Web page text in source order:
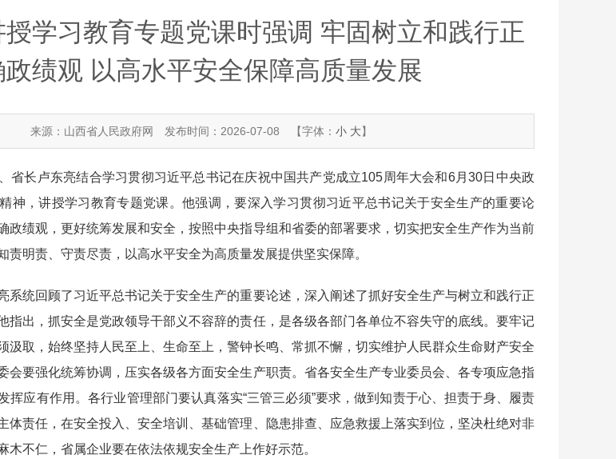
授学习教育专题党课时强调 牢固树立和践行正
政绩观 以高水平安全保障高质量发展
来源：山西省人民政府网 发布时间：2026-07-08 【字体：小 大】
长卢东亮结合学习贯彻习近平总书记在庆祝中国共产党成立105周年大会和6月30日中央政
神，讲授学习教育专题党课。他强调，要深入学习贯彻习近平总书记关于安全生产的重要论
政绩观，更好统筹发展和安全，按照中央指导组和省委的部署要求，切实把安全生产作为当前
责明责、守责尽责，以高水平安全为高质量发展提供坚实保障。
统回顾了习近平总书记关于安全生产的重要论述，深入阐述了抓好安全生产与树立和践行正
指出，抓安全是党政领导干部义不容辞的责任，是各级各部门各单位不容失守的底线。要牢记
汲取，始终坚持人民至上、生命至上，警钟长鸣、常抓不懈，切实维护人民群众生命财产安全
会要强化统筹协调，压实各级各方面安全生产职责。省各安全生产专业委员会、各专项应急指
挥应有作用。各行业管理部门要认真落实“三管三必须”要求，做到知责于心、担责于身、履责
体责任，在安全投入、安全培训、基础管理、隐患排查、应急救援上落实到位，坚决杜绝对非
木不仁，省属企业要在依法依规安全生产上作好示范。